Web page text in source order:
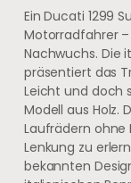
Ein Ducati 1299
Motorradfahrer
Nachwuchs. Die
präsentiert das
Leicht und doch
Modell aus Holz.
Laufrädern ohne
Lenkung zu
bekannten